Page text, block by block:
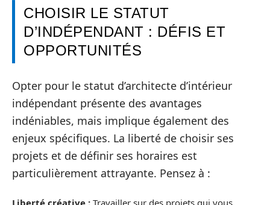
CHOISIR LE STATUT
D’INDÉPENDANT : DÉFIS ET
OPPORTUNITÉS
Opter pour le statut d’architecte d’intérieur
indépendant présente des avantages
indéniables, mais implique également des
enjeux spécifiques. La liberté de choisir ses
projets et de définir ses horaires est
particulièrement attrayante. Pensez à :